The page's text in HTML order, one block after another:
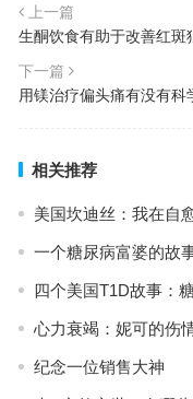
上一篇
生酮饮食有助于改善红斑
下一篇
用镁治疗偏头痛有没有科
相关推荐
美国坎迪丝：我在自
一个糖尿病富婆的故
四个美国T1D故事：
心力衰竭：妮可的伤
纪念一位销售大神